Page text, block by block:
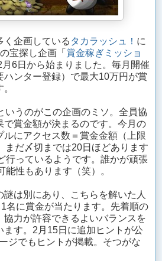
く企画している タカラッシュ！ に
宝探し企画「 賞金稼ぎミッショ
月6日から始まりました。毎月開催
ハンター登録）で最大10万円が賞
いうのがこの企画のミソ。全員協
で賞金額が決まるのです。今月の
ルにアクセス数＝賞金金額（上限
まだ〆切までは20日ほどあります
行っているようです。誰かが頑張
能性もあります（笑）。
は別にあり、こちらを解いた人
名に賞金が当たります。先着順の
協力が許容できるよいバランスを
ます。2月15日に追加ヒントが公
ジでもヒントが掲載。そつがな